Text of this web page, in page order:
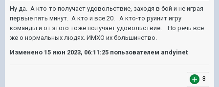
Ну да. А кто-то получает удовольствие, заходя в бой и не играя
первые пять минут. А кто и все 20. А кто-то руинит игру
команды и от этого тоже получает удовольствие. Но речь все
же о нормальных людях. ИМХО их большинство.
Изменено 15 июн 2023, 06:11:25 пользователем andyinet
3